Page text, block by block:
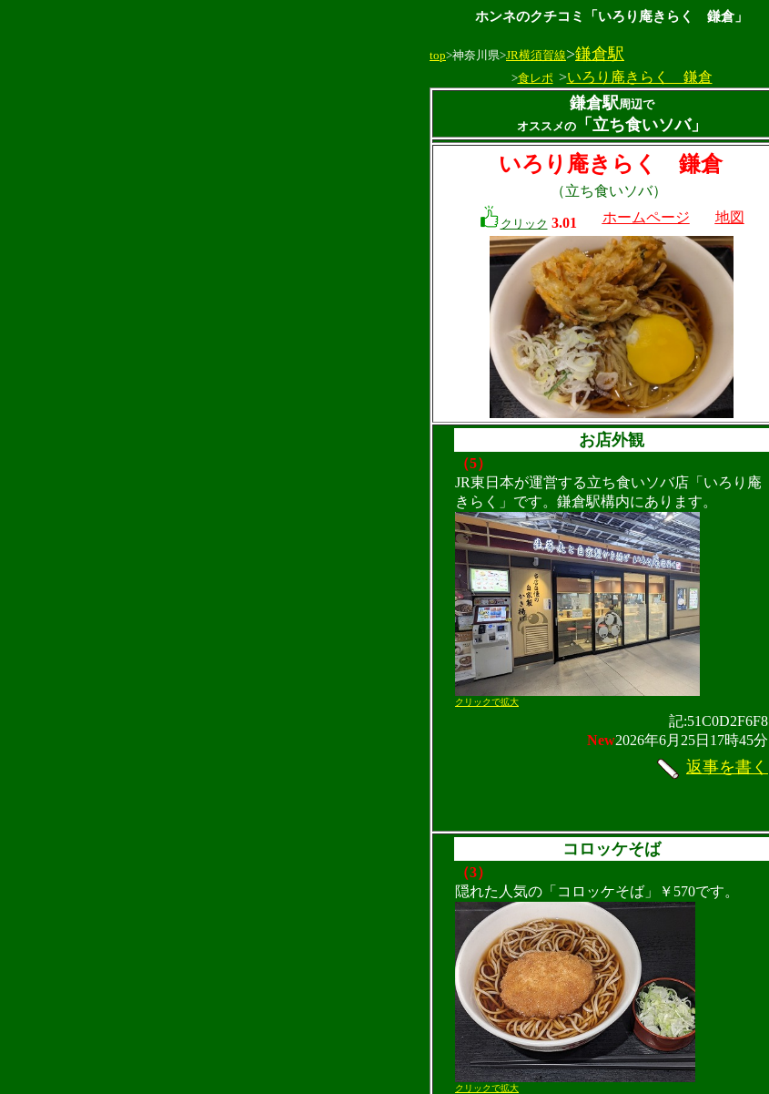
ホンネのクチコミ「いろり庵きらく 鎌倉」
top>神奈川県>JR横須賀線>鎌倉駅
>食レポ >いろり庵きらく 鎌倉
鎌倉駅周辺で
オススメの「立ち食いソバ」
いろり庵きらく 鎌倉
（立ち食いソバ）
クリック 3.01 ホームページ 地図
お店外観
（5）
JR東日本が運営する立ち食いソバ店「いろり庵
きらく」です。鎌倉駅構内にあります。
クリックで拡大
記:51C0D2F6F8
New2026年6月25日17時45分
返事を書く
コロッケそば
（3）
隠れた人気の「コロッケそば」￥570です。
クリックで拡大